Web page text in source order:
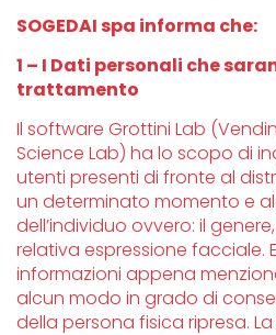
SOGEDAI spa informa che:
1 – I Dati personali che
trattamento
Il software Grottini Lab
Science Lab) ha lo scopo di
utenti presenti di fronte al
un determinato momento e
dell’individuo ovvero: il
relativa espressione facciale.
informazioni appena
alcun modo in grado di
della persona fisica ripresa.